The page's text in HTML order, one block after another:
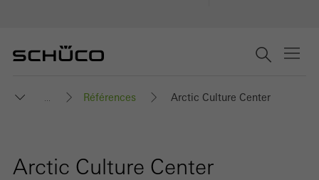
... Références Arctic Culture Center
Arctic Culture Center